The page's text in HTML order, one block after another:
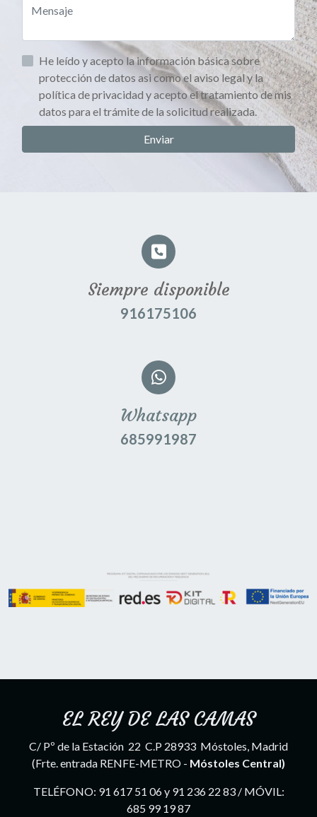
He leído y acepto la información básica sobre
protección de datos asi como el aviso legal y la
política de privacidad y acepto el tratamiento de mis
datos para el trámite de la solicitud realizada.
Enviar
Siempre disponible
916175106
Whatsapp
685991987
EL REY DE LAS CAMAS
C/ Pº de la Estación 22 C.P 28933 Móstoles, Madrid
(Frte. entrada RENFE-METRO - Móstoles Central)
TELÉFONO: 91 617 51 06 y 91 236 22 83 / MÓVIL:
685 99 19 87